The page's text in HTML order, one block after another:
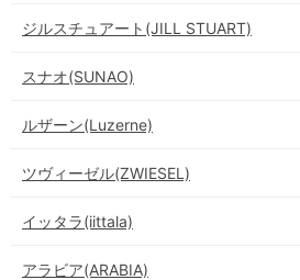
ジルスチュアート(JILL STUART)
スナオ(SUNAO)
ルザーン(Luzerne)
ツヴィーゼル(ZWIESEL)
イッタラ(iittala)
アラビア(ARABIA)